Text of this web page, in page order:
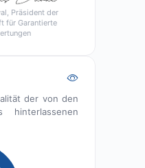
Präsident der
für Garantierte
der von den
hinterlassenen